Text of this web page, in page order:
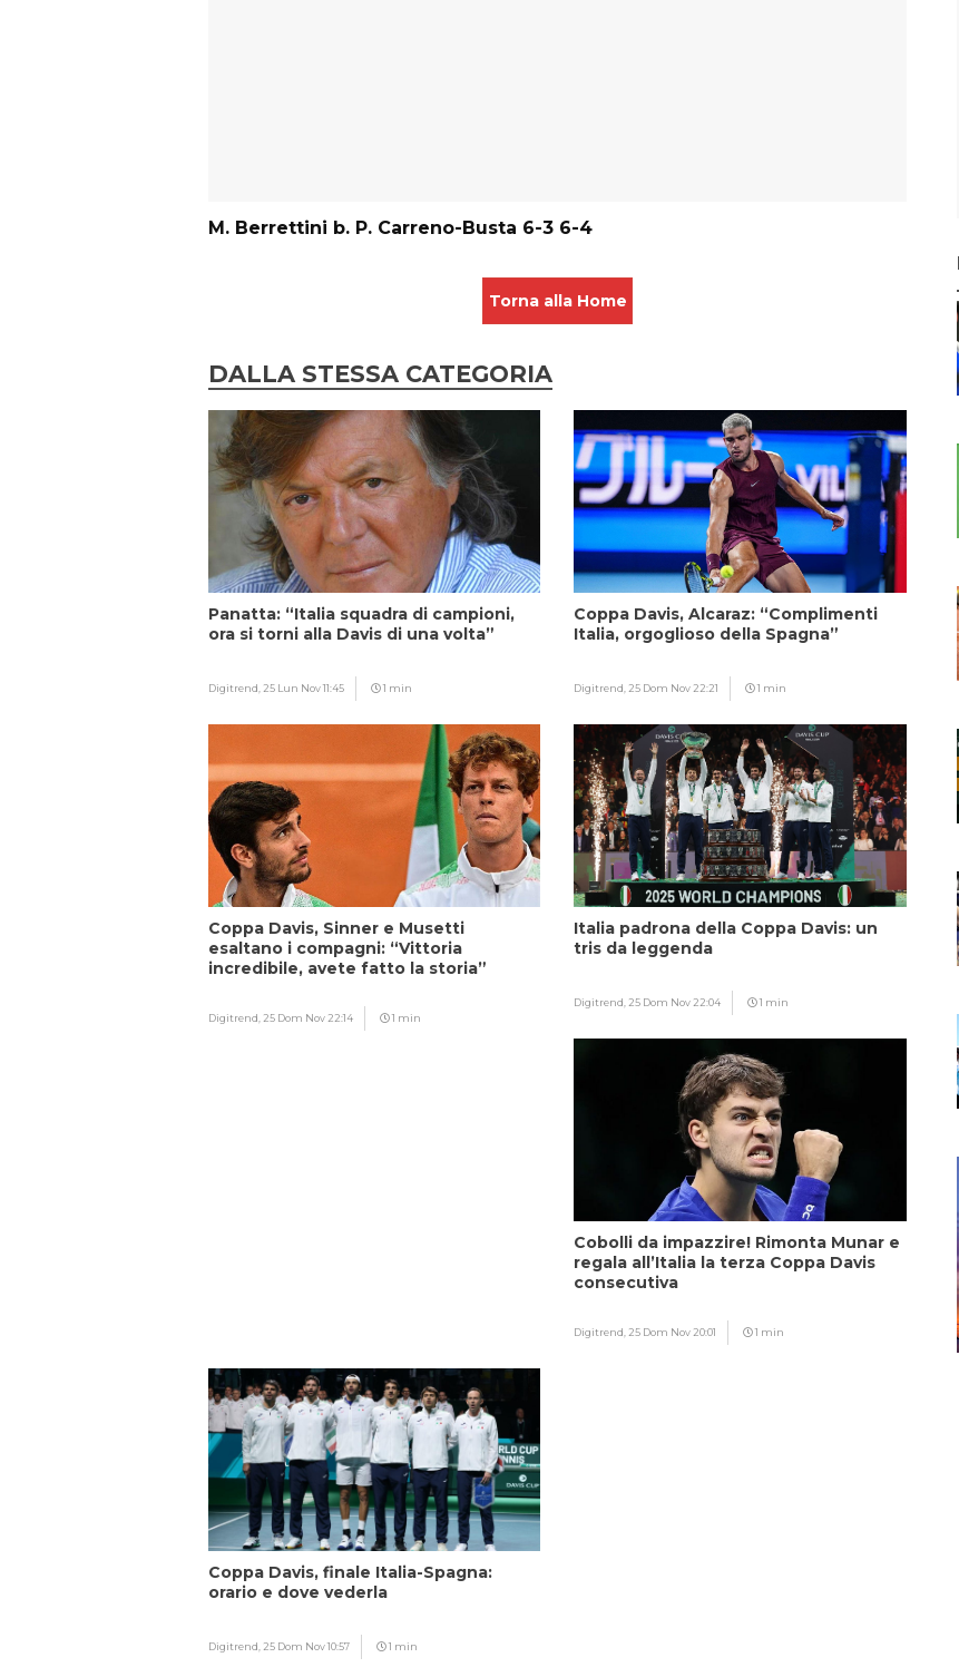
M. Berrettini b. P. Carreno-Busta 6-3 6-4
Torna alla Home
DALLA STESSA CATEGORIA
Panatta: “Italia squadra di campioni,
ora si torni alla Davis di una volta”
Digitrend, 25 Lun Nov 11:45 1 min
Coppa Davis, Alcaraz: “Complimenti
Italia, orgoglioso della Spagna”
Digitrend, 25 Dom Nov 22:21 1 min
Coppa Davis, Sinner e Musetti
esaltano i compagni: “Vittoria
incredibile, avete fatto la storia”
Digitrend, 25 Dom Nov 22:14 1 min
Italia padrona della Coppa Davis: un
tris da leggenda
Digitrend, 25 Dom Nov 22:04 1 min
Cobolli da impazzire! Rimonta Munar e
regala all’Italia la terza Coppa Davis
consecutiva
Digitrend, 25 Dom Nov 20:01 1 min
Coppa Davis, finale Italia-Spagna:
orario e dove vederla
Digitrend, 25 Dom Nov 10:57 1 min